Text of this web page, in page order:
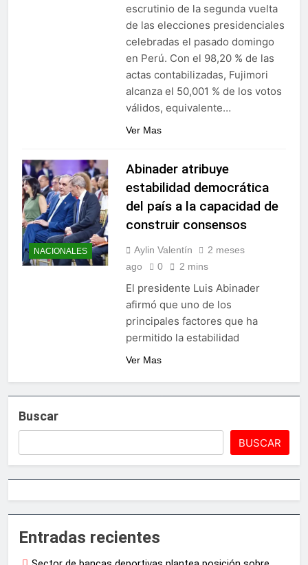
escrutinio de la segunda vuelta
de las elecciones presidenciales
celebradas el pasado domingo
en Perú. Con el 98,20 % de las
actas contabilizadas, Fujimori
alcanza el 50,001 % de los votos
válidos, equivalente…
Ver Mas
NACIONALES
Abinader atribuye
estabilidad democrática
del país a la capacidad de
construir consensos
Aylin Valentín
2 meses
ago
0 2 mins
El presidente Luis Abinader
afirmó que uno de los
principales factores que ha
permitido la estabilidad
Ver Mas
Buscar
BUSCAR
Entradas recientes